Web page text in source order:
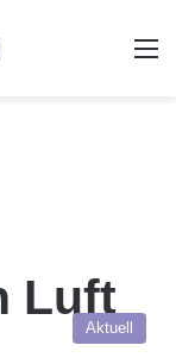
Luft
Aktuell